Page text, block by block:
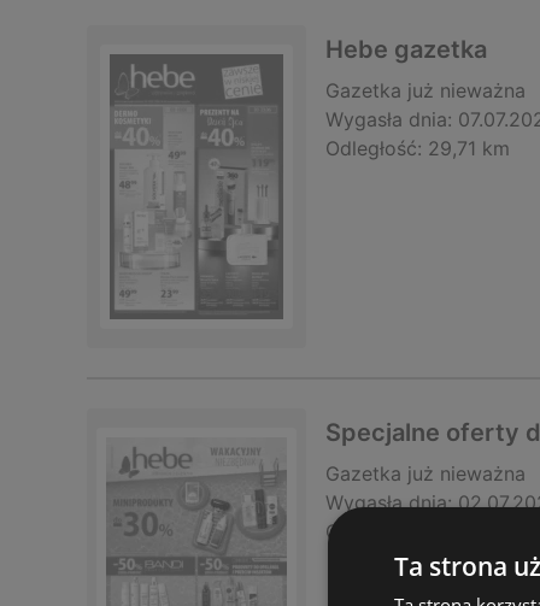
Hebe gazetka
Gazetka już nieważna
Wygasła dnia:
Odległość: 29,71 km
Specjalne oferty
Gazetka już nieważna
Wygasła dnia:
Odległość:
Ta strona